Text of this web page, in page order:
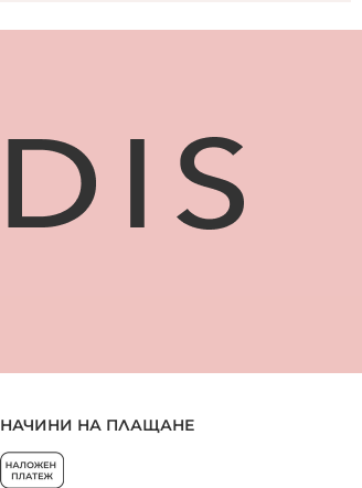
НАЧИНИ НА ПЛАЩАНЕ